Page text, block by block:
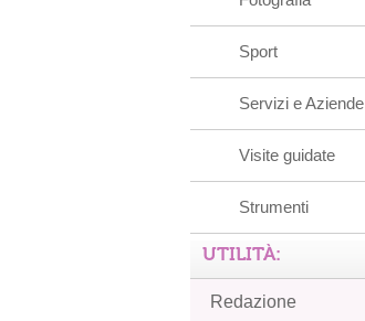
Sport
Servizi e Aziende
Visite guidate
Strumenti
UTILITÀ:
Redazione